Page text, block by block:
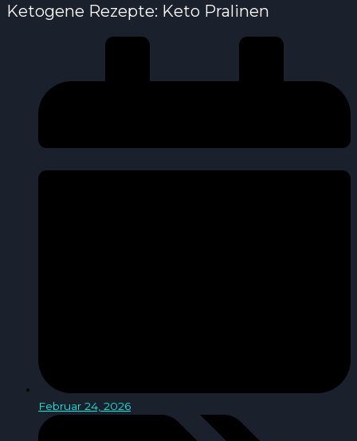
Ketogene Rezepte: Keto Pralinen
Februar 24, 2026